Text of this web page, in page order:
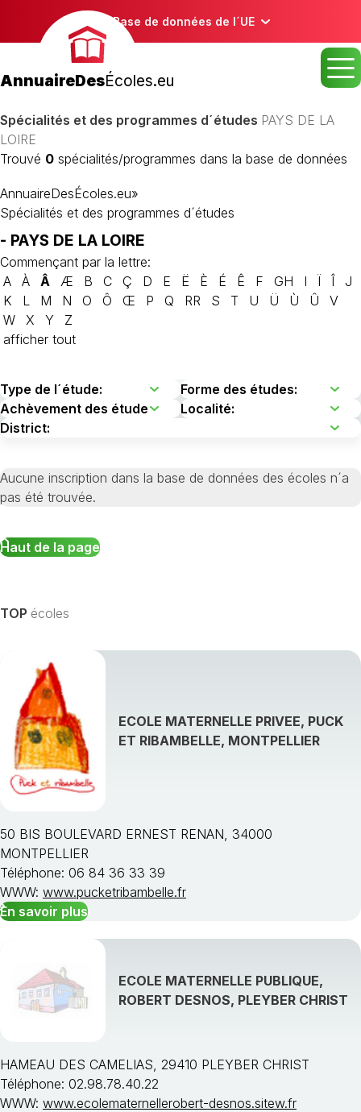
Base de données de l´UE
AnnuaireDesÉcoles.eu
Spécialités et des programmes d´études PAYS DE LA
LOIRE
Trouvé 0 spécialités/programmes dans la base de données
AnnuaireDesÉcoles.eu»
Spécialités et des programmes d´études
- PAYS DE LA LOIRE
Commençant par la lettre:
A
À Â Æ B C Ç D E Ë È É Ê F GH I Ï Î
J
K
L M N O Ô Œ P Q RR S T U Ü Ù Û
V
W
X Y
Z
afficher tout
Aucune inscription dans la base de données des écoles n´a
pas été trouvée.
Haut de la page
TOP écoles
ECOLE MATERNELLE PRIVEE, PUCK
ET RIBAMBELLE, MONTPELLIER
50 BIS BOULEVARD ERNEST RENAN, 34000
MONTPELLIER
Téléphone: 06 84 36 33 39
WWW: www.pucketribambelle.fr
En savoir plus
ECOLE MATERNELLE PUBLIQUE,
ROBERT DESNOS, PLEYBER CHRIST
HAMEAU DES CAMELIAS, 29410 PLEYBER CHRIST
Téléphone: 02.98.78.40.22
WWW: www.ecolematernellerobert-desnos.sitew.fr